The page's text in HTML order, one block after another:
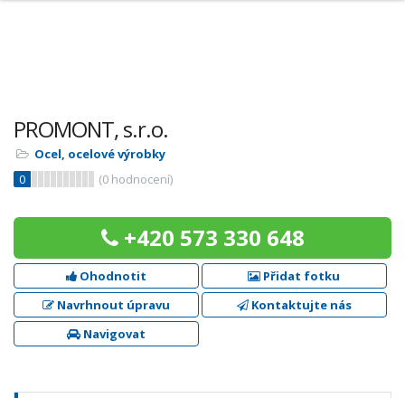
PROMONT, s.r.o.
Ocel, ocelové výrobky
0
(0 hodnocení)
+420 573 330 648
Ohodnotit
Přidat fotku
Navrhnout úpravu
Kontaktujte nás
Navigovat